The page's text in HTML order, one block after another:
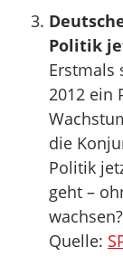
Politik
Erstmals
2012 ein
die
Politik
geht –
Quelle: